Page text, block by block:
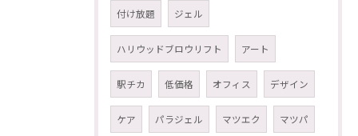
付け放題 ジェル
ハリウッドブロウリフト アート
駅チカ 低価格 オフィス デザイン
ケア パラジェル マツエク マツパ